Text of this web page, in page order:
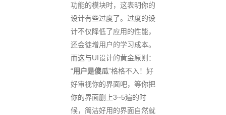
功能的模块时，这表明你的
设计有些过度了。过度的设
计不仅降低了应用的性能，
还会徒增用户的学习成本。
而这与UI设计的黄金原则：
“用户是傻瓜”格格不入！好
好审视你的界面吧，等你把
你的界面删上3~5遍的时
候，简洁好用的界面自然就